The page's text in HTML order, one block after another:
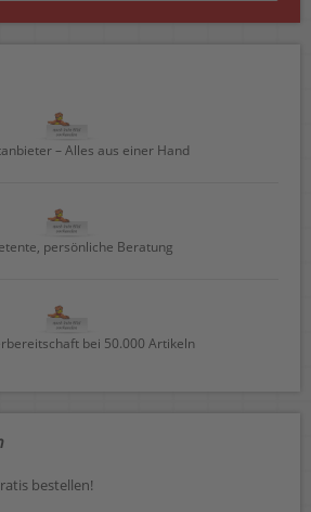
– Alles aus einer Hand
persönliche Beratung
bei 50.000 Artikeln
bestellen!